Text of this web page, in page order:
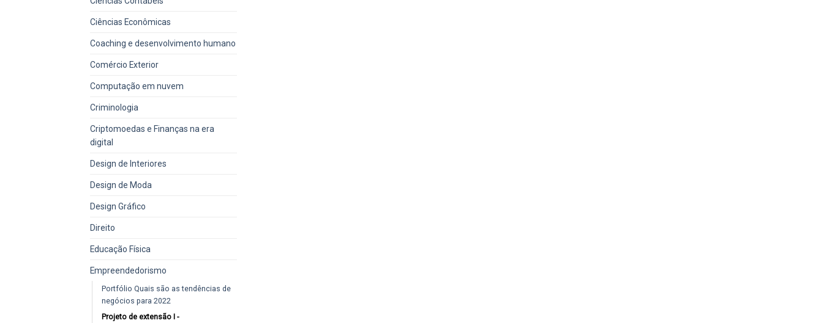
Ciências Econômicas
Coaching e desenvolvimento humano
Comércio Exterior
Computação em nuvem
Criminologia
Criptomoedas e Finanças na era
digital
Design de Interiores
Design de Moda
Design Gráfico
Direito
Educação Física
Empreendedorismo
Portfólio Quais são as tendências de
negócios para 2022
Projeto de extensão I -